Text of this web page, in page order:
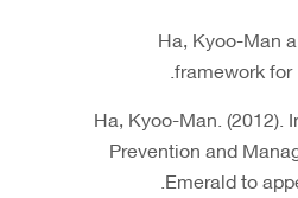
- Ha, Kyoo-Man
framework
- Ha, Kyoo-Man.
Prevention and
Emerald to